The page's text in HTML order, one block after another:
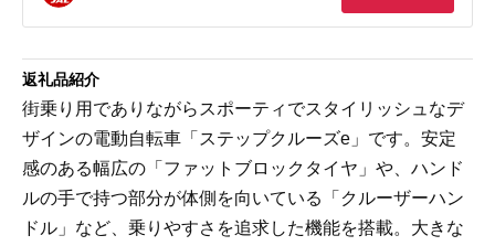
返礼品紹介
街乗り用でありながらスポーティでスタイリッシュなデ
ザインの電動自転車「ステップクルーズe」です。安定
感のある幅広の「ファットブロックタイヤ」や、ハンド
ルの手で持つ部分が体側を向いている「クルーザーハン
ドル」など、乗りやすさを追求した機能を搭載。大きな